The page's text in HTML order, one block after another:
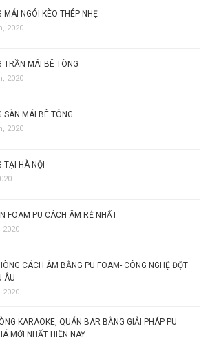
MÁI NGÓI KÈO THÉP NHẸ
2020
TRẦN MÁI BÊ TÔNG
2020
SÀN MÁI BÊ TÔNG
2020
TẠI HÀ NỘI
FOAM PU CÁCH ÂM RẺ NHẤT
2020
CÁCH ÂM BẰNG PU FOAM- CÔNG NGHỆ ĐỘT
ÂU
2020
KARAOKE, QUÁN BAR BẰNG GIẢI PHÁP PU
MỚI NHẤT HIỆN NAY